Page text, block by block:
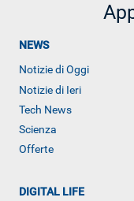
NEWS
Notizie di Oggi
Notizie di Ieri
Tech News
Scienza
Offerte
DIGITAL LIFE